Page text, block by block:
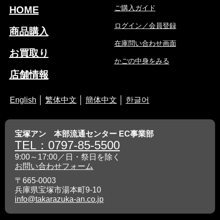
HOME
商品購入
お買取り
店舗情報
ご購入ガイド
ログイン／会員登録
在庫問い合わせ画面
かごの中身をみる
English 繁体中文 簡体中文 한글어
宝塚アン 本部流通センター EC事業部
TEL：0797-85-5500
9:00～17:00／日・祭日を除く
お問い合わせフォーム
〒665-0003
兵庫県宝塚市湯本町9-10
info@takarazuka-an.co.jp